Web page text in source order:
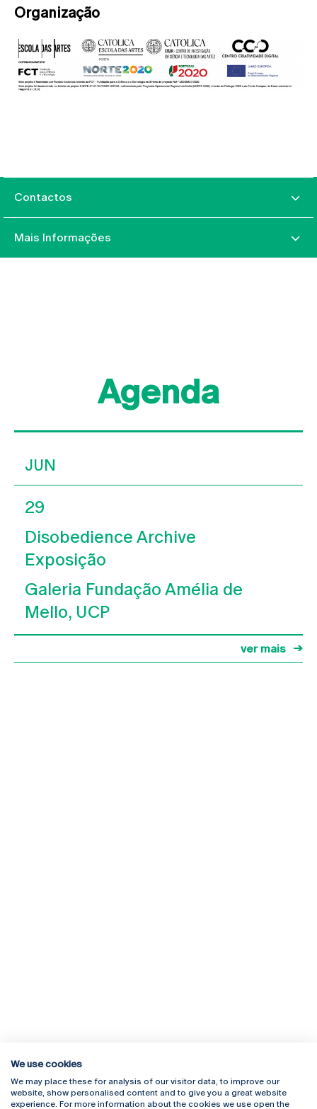
Organização
Contactos
Mais Informações
Agenda
JUN
29
Disobedience Archive
Exposição
Galeria Fundação Amélia de
Mello, UCP
ver mais
Rua Diogo Botelho 1327
4169-005 Porto
Campus Online
Webmail
We use cookies
We may place these for analysis of our visitor data, to improve our
website, show personalised content and to give you a great website
experience. For more information about the cookies we use open the